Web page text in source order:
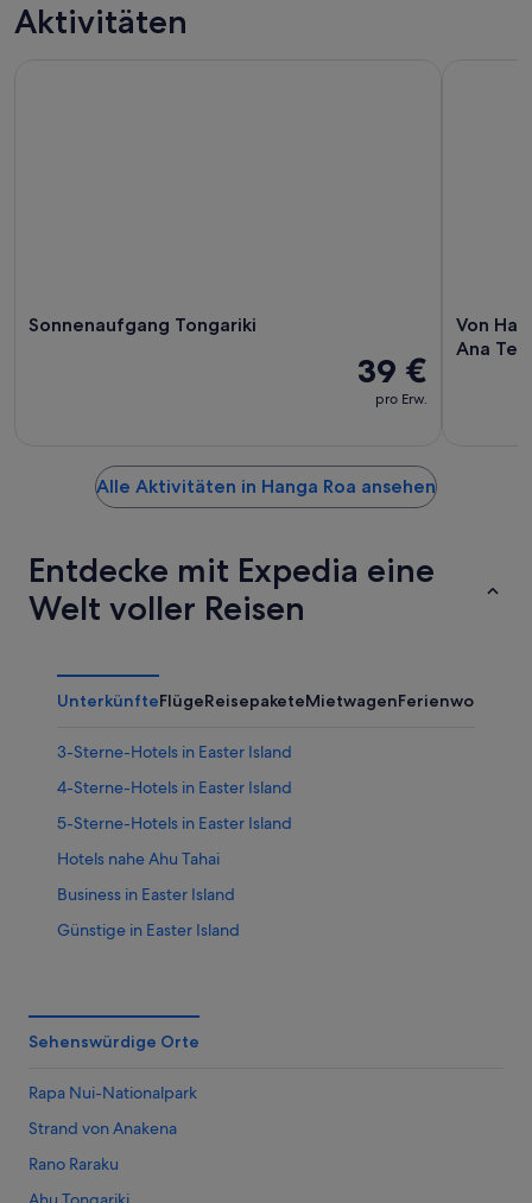
Aktivitäten
Sonnenaufgang Tongariki
39 €
pro Erw.
Von
Ana Te
Alle Aktivitäten in Hanga Roa ansehen
Entdecke mit Expedia eine
Welt voller Reisen
UnterkünfteFlügeReisepaketeMietwagen
3-Sterne-Hotels in Easter Island
4-Sterne-Hotels in Easter Island
5-Sterne-Hotels in Easter Island
Hotels nahe Ahu Tahai
Business in Easter Island
Günstige in Easter Island
Nachhaltige in Easter Island
Ski in Easter Island
Sehenswürdige Orte
Rapa Nui-Nationalpark
Strand von Anakena
Rano Raraku